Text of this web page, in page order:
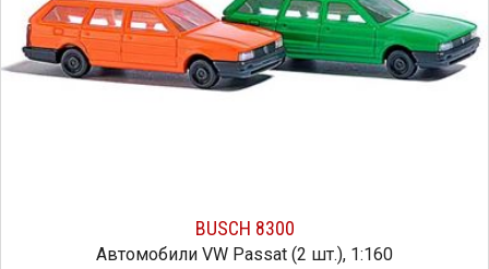
BUSCH 8300
Автомобили VW Passat (2 шт.), 1:160